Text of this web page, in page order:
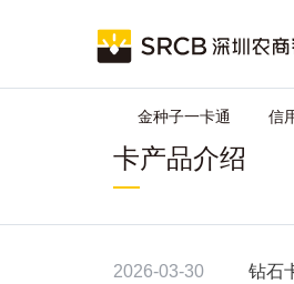
Main
navigation
金种子一卡通 信
卡产品介绍
2026-03-30 钻石